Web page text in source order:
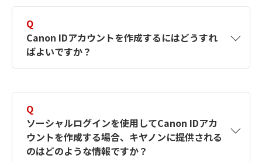
Q
Canon IDアカウントを作成するにはどうすれ
ばよいですか？
す。詳しい作成方法は【カメラ】Canon IDとは
何ですか？Canon IDの作成方法は？をご確認く
ださい。
Q
ソーシャルログインを使用してCanon IDアカ
ウントを作成する場合、キヤノンに提供される
のはどのような情報ですか？